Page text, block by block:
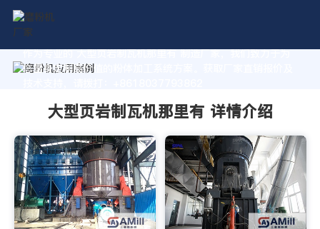
作为专业的 大型页岩制瓦机那里有 制造厂家，我们致力于为
您量身定制高价值的粉体加工系统方案。获取厂家直销报价及
大型页岩制瓦机那里有 详情介绍